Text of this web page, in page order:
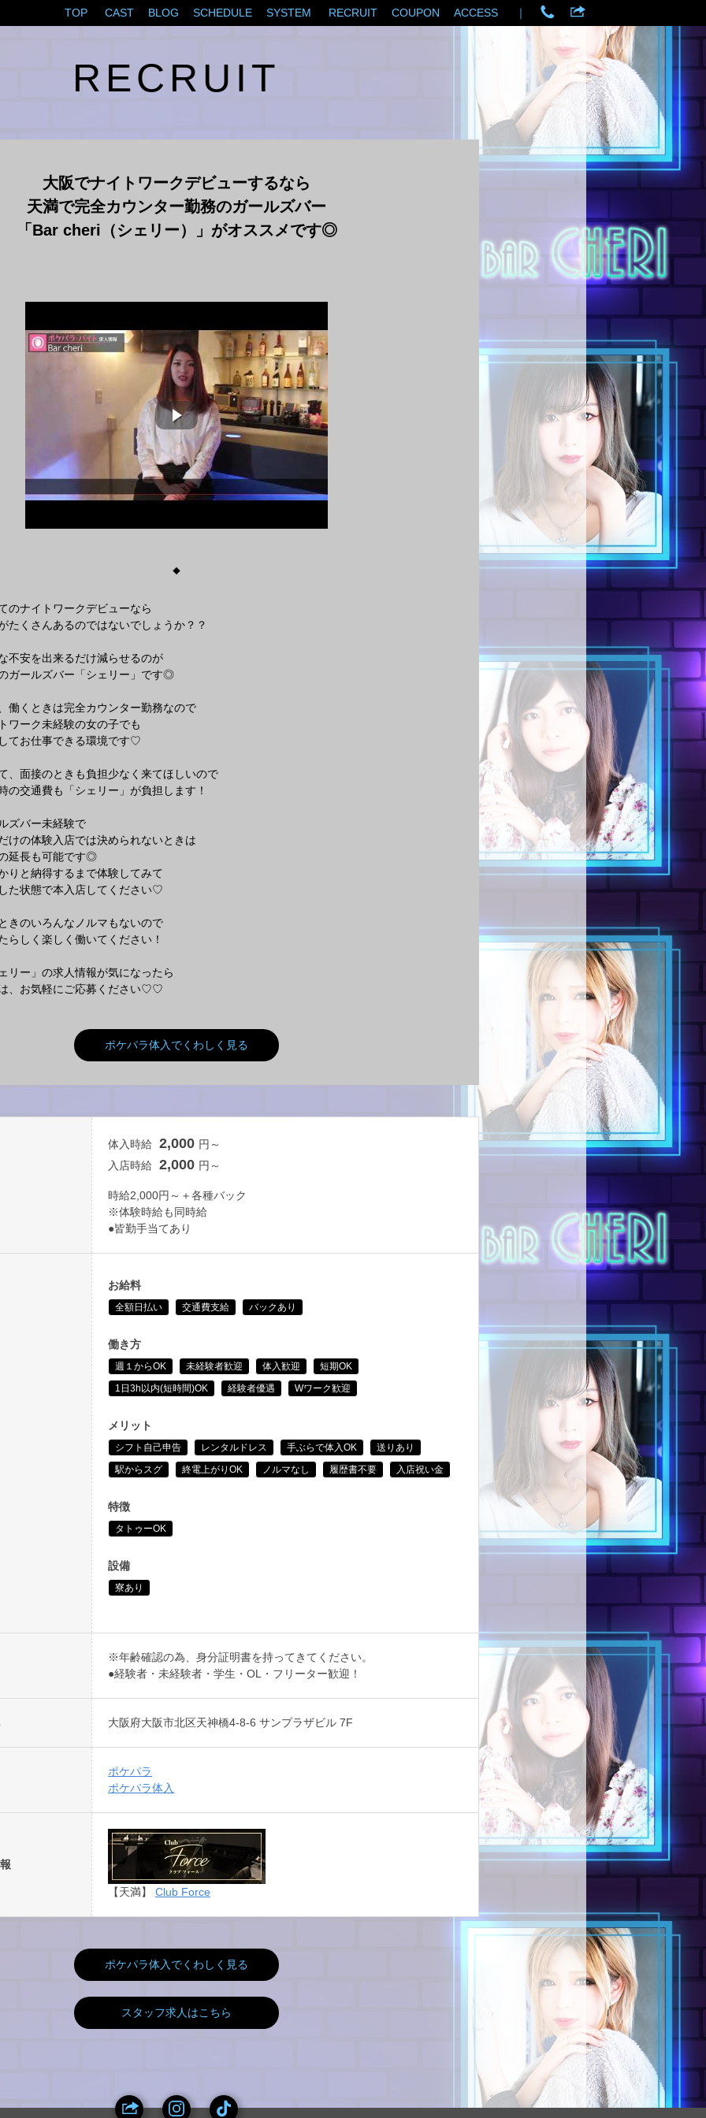
TOP CAST BLOG SCHEDULE SYSTEM RECRUIT COUPON ACCESS ｜
RECRUIT
大阪でナイトワークデビューするなら
天満で完全カウンター勤務のガールズバー
「Bar cheri（シェリー）」がオススメです◎
◆
のナイトワークデビューなら
たくさんあるのではないでしょうか？？
不安を出来るだけ減らせるのが
ガールズバー「シェリー」です◎
働くときは完全カウンター勤務なので
ワーク未経験の女の子でも
てお仕事できる環境です♡
、面接のときも負担少なく来てほしいので
の交通費も「シェリー」が負担します！
ズバー未経験で
けの体験入店では決められないときは
延長も可能です◎
りと納得するまで体験してみて
た状態で本入店してください♡
きのいろんなノルマもないので
らしく楽しく働いてください！
リー」の求人情報が気になったら
、お気軽にご応募ください♡♡
ポケパラ体入でくわしく見る
体入時給 2,000 円～
入店時給
2,000 円～
時給2,000円～＋各種バック
※体験時給も同時給
●皆勤手当てあり
お給料
全額日払い 交通費支給 バックあり
働き方
週１からOK 未経験者歓迎 体入歓迎
短期OK
1日3h以内(短時間)OK
経験者優遇 Wワーク歓迎
メリット
シフト自己申告 レンタルドレス 手ぶらで体入OK
送りあり
駅からスグ
終電上がりOK ノルマなし 履歴書不要 入店祝い金
特徴
タトゥーOK
設備
寮あり
※年齢確認の為、身分証明書を持ってきてください。
●経験者・未経験者・学生・OL・フリーター歓迎！
大阪府大阪市北区天神橋4-8-6 サンプラザビル 7F
ポケパラ
ポケパラ体入
【天満】 Club Force
ポケパラ体入でくわしく見る
スタッフ求人はこちら